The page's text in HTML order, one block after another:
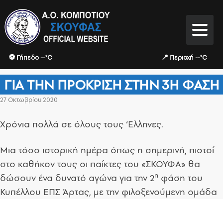
⚽ Γήπεδο --°C 📍 Περιοχή --°C
ΓΙΑ ΤΗΝ ΠΡΌΚΡΙΣΗ ΣΤΗΝ 3Η ΦΆΣΗ
27 Οκτωβρίου 2020
Χρόνια πολλά σε όλους τους ‘Ελληνες.
Μια τόσο ιστορική ημέρα όπως η σημερινή, πιστοί
στο καθήκον τους οι παίκτες του «ΣΚΟΥΦΑ» θα
δώσουν ένα δυνατό αγώνα για την 2η φάση του
Κυπέλλου ΕΠΣ Άρτας, με την φιλοξενούμενη ομάδα